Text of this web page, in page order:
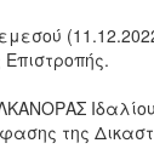
της